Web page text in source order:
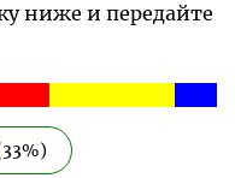
ниже и передайте
33%)